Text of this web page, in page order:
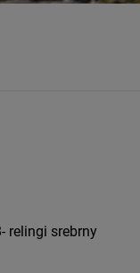
relingi srebrny